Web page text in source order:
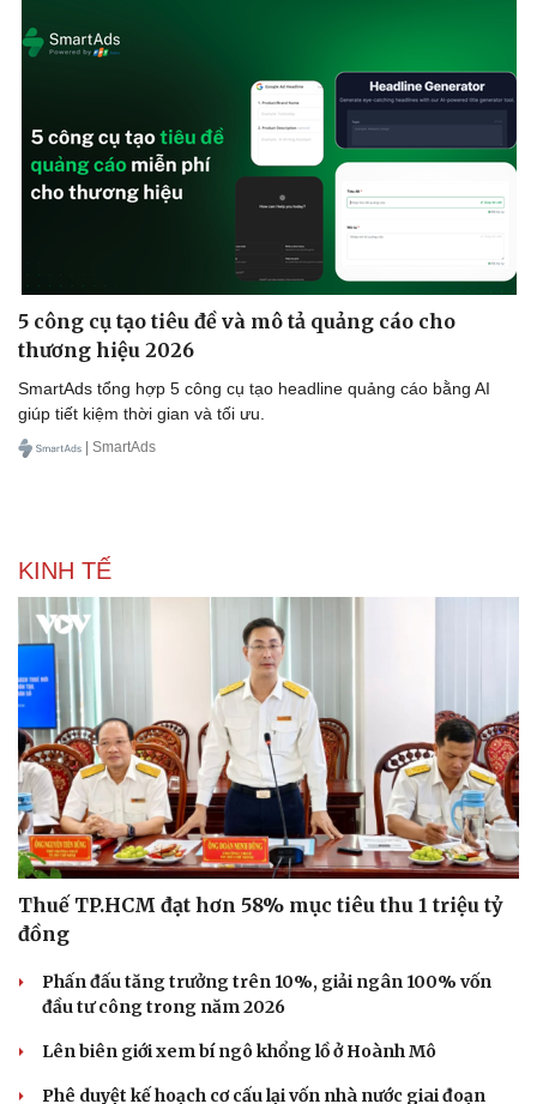
Doanh nghiệp 24h
Doanh nhân
Vì cộng đồng
Công nghệ
Sành điệu
Tin Công nghệ
Trải nghiệm
Chuyển đổi số
5 công cụ tạo tiêu đề và mô tả quảng cáo cho
thương hiệu 2026
SmartAds tổng hợp 5 công cụ tạo headline quảng cáo bằng AI
giúp tiết kiệm thời gian và tối ưu.
| SmartAds
KINH TẾ
Thuế TP.HCM đạt hơn 58% mục tiêu thu 1 triệu tỷ
đồng
Phấn đấu tăng trưởng trên 10%, giải ngân 100% vốn
đầu tư công trong năm 2026
Lên biên giới xem bí ngô khổng lồ ở Hoành Mô
Phê duyệt kế hoạch cơ cấu lại vốn nhà nước giai đoạn